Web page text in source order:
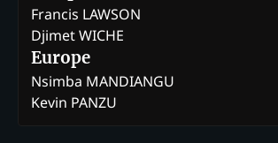
Francis LAWSON
Djimet WICHE
Europe
Nsimba MANDIANGU
Kevin PANZU